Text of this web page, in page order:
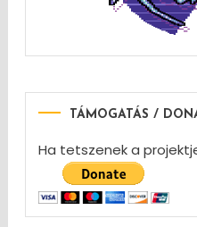
TÁMOGATÁS /
Ha tetszenek a